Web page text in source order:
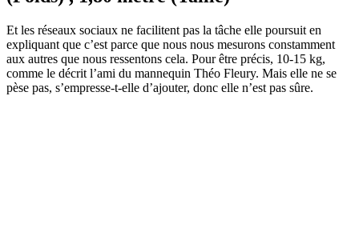
Et les réseaux sociaux ne facilitent pas la tâche elle poursuit en
expliquant que c’est parce que nous nous mesurons constamment
aux autres que nous ressentons cela. Pour être précis, 10-15 kg,
comme le décrit l’ami du mannequin Théo Fleury. Mais elle ne se
pèse pas, s’empresse-t-elle d’ajouter, donc elle n’est pas sûre.